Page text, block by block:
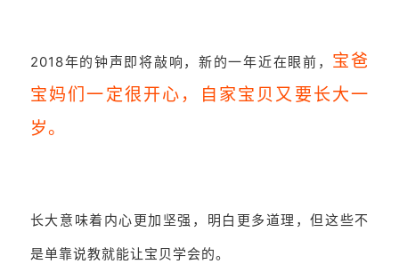
2018年的钟声即将敲响，新的一年近在眼前， 宝爸
宝妈们一定很开心，自家宝贝又要长大一
岁。
长大意味着内心更加坚强， 明白更多道理，但这些不
是单靠说教就能让宝贝学会的。